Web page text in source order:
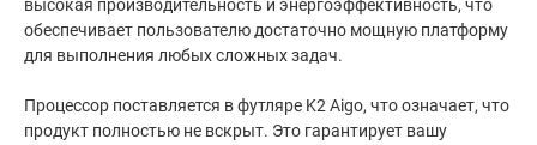
высокая производительность и энергоэффективность, что
обеспечивает пользователю достаточно мощную платформу
для выполнения любых сложных задач.
Процессор поставляется в футляре K2 Aigo, что означает, что
продукт полностью не вскрыт. Это гарантирует вашу